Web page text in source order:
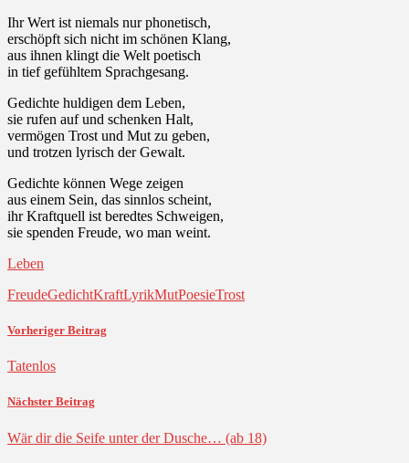
Ihr Wert ist niemals nur phonetisch,
erschöpft sich nicht im schönen Klang,
aus ihnen klingt die Welt poetisch
in tief gefühltem Sprachgesang.
Gedichte huldigen dem Leben,
sie rufen auf und schenken Halt,
vermögen Trost und Mut zu geben,
und trotzen lyrisch der Gewalt.
Gedichte können Wege zeigen
aus einem Sein, das sinnlos scheint,
ihr Kraftquell ist beredtes Schweigen,
sie spenden Freude, wo man weint.
Leben
FreudeGedichtKraftLyrikMutPoesieTrost
Vorheriger Beitrag
Tatenlos
Nächster Beitrag
Wär dir die Seife unter der Dusche… (ab 18)